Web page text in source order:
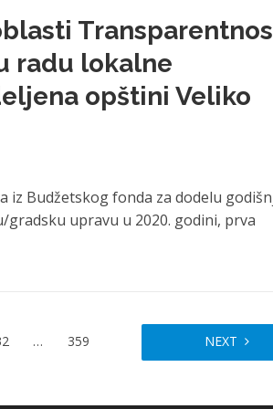
radu lokalne
opštini Veliko
iz Budžetskog fonda za dodelu
upravu u 2020. godini, prva
… 359 NEXT